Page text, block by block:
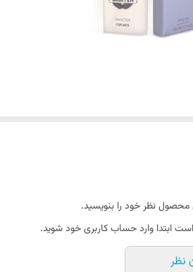
نظر خود را بنویسید.
است ابتدا وارد حساب کاربری خود شوید.
نظر